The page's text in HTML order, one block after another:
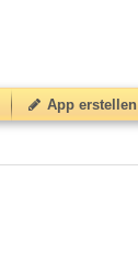
App erstellen